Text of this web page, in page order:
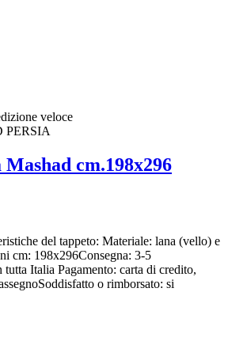
veloce
PERSIA
cm.198x296
del tappeto: Materiale: lana (vello) e
cm: 198x296Consegna: 3-5
Italia Pagamento: carta di credito,
o rimborsato: si